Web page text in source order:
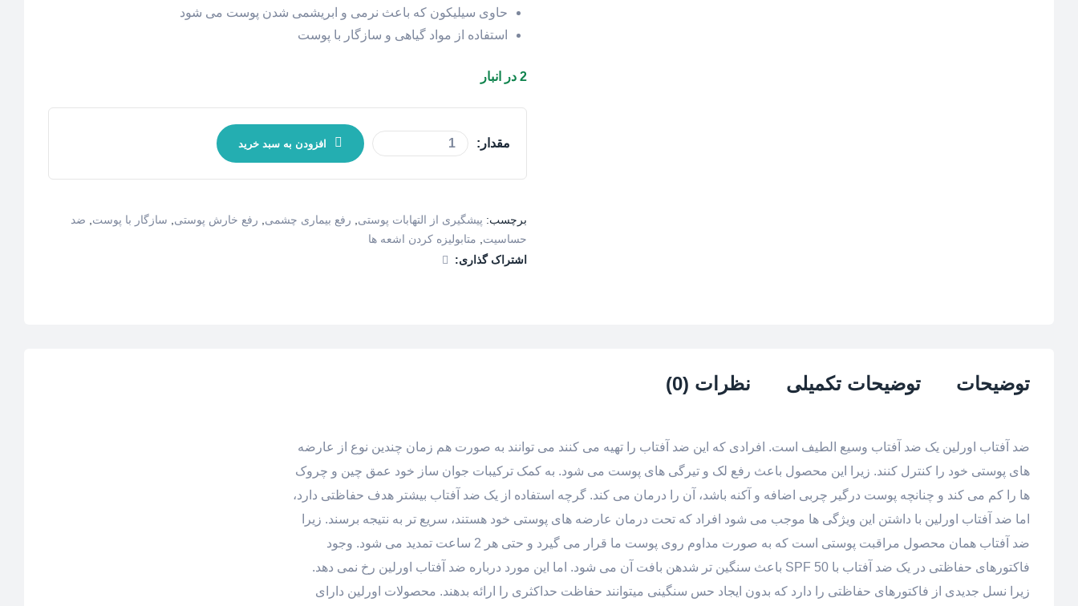
حاوی سیلیکون که باعث نرمی و ابریشمی شدن پوست می شود
استفاده از مواد گیاهی و سازگار با پوست
2 در انبار
مقدار: افزودن به سبد خرید
برچسب: پیشگیری از التهابات پوستی, رفع بیماری چشمی, رفع خارش پوستی, سازگار با پوست, ضد
حساسیت, متابولیزه کردن اشعه ها
اشتراک گذاری:
توضیحات توضیحات تکمیلی نظرات (0)
ضد آفتاب اورلین یک ضد آفتاب وسیع الطیف است. افرادی که این ضد آفتاب را تهیه می کنند می توانند به صورت هم زمان چندین نوع از عارضه
های پوستی خود را کنترل کنند. زیرا این محصول باعث رفع لک و تیرگی های پوست می شود. به کمک ترکیبات جوان ساز خود عمق چین و چروک
ها را کم می کند و چنانچه پوست درگیر چربی اضافه و آکنه باشد، آن را درمان می کند. گرچه استفاده از یک ضد آفتاب بیشتر هدف حفاظتی دارد،
اما ضد آفتاب اورلین با داشتن این ویژگی ها موجب می شود افراد که تحت درمان عارضه های پوستی خود هستند، سریع تر به نتیجه برسند. زیرا
ضد آفتاب همان محصول مراقبت پوستی است که به صورت مداوم روی پوست ما قرار می گیرد و حتی هر 2 ساعت تمدید می شود. وجود
فاکتورهای حفاظتی در یک ضد آفتاب با SPF 50 باعث سنگین تر شدهن بافت آن می شود. اما این مورد درباره ضد آفتاب اورلین رخ نمی دهد.
زیرا نسل جدیدی از فاکتورهای حفاظتی را دارد که بدون ایجاد حس سنگینی میتوانند حفاظت حداکثری را ارائه بدهند. محصولات اورلین دارای